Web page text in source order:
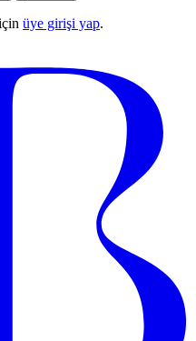
üye girişi yap.